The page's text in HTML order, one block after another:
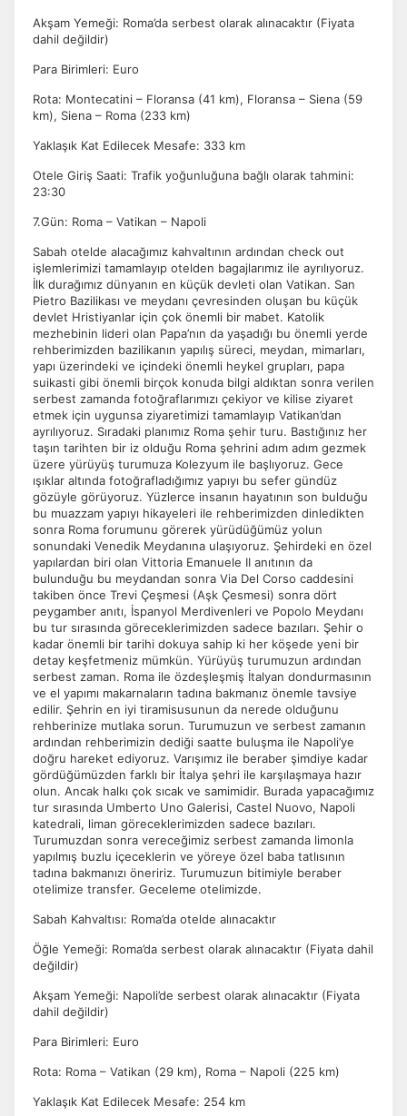
İstatistik Çerezleri
Ziyaretçilerin siteyi nasıl kullandığını anonim olarak
ölçeriz. Hangi sayfaların popüler olduğunu ve
yardımcı olur.
Size ve ilgi alanlarınıza uygun reklamlar göstermek için
kullanılır. Kapatırsanız reklamları görmeye devam
edersiniz, ancak daha az alakalı olabilirler.
Tercihleri Kaydet
Akşam Yemeği: Roma’da serbest olarak alınacaktır (Fiyata
dahil değildir)
Para Birimleri: Euro
Rota: Montecatini – Floransa (41 km), Floransa – Siena (59
km), Siena – Roma (233 km)
Yaklaşık Kat Edilecek Mesafe: 333 km
Otele Giriş Saati: Trafik yoğunluğuna bağlı olarak tahmini:
23:30
7.Gün: Roma – Vatikan – Napoli
Sabah otelde alacağımız kahvaltının ardından check out
işlemlerimizi tamamlayıp otelden bagajlarımız ile ayrılıyoruz.
İlk durağımız dünyanın en küçük devleti olan Vatikan. San
Pietro Bazilikası ve meydanı çevresinden oluşan bu küçük
devlet Hristiyanlar için çok önemli bir mabet. Katolik
mezhebinin lideri olan Papa’nın da yaşadığı bu önemli yerde
rehberimizden bazilikanın yapılış süreci, meydan, mimarları,
yapı üzerindeki ve içindeki önemli heykel grupları, papa
suikasti gibi önemli birçok konuda bilgi aldıktan sonra verilen
serbest zamanda fotoğraflarımızı çekiyor ve kilise ziyaret
etmek için uygunsa ziyaretimizi tamamlayıp Vatikan’dan
ayrılıyoruz. Sıradaki planımız Roma şehir turu. Bastığınız her
taşın tarihten bir iz olduğu Roma şehrini adım adım gezmek
üzere yürüyüş turumuza Kolezyum ile başlıyoruz. Gece
ışıklar altında fotoğrafladığımız yapıyı bu sefer gündüz
gözüyle görüyoruz. Yüzlerce insanın hayatının son bulduğu
bu muazzam yapıyı hikayeleri ile rehberimizden dinledikten
sonra Roma forumunu görerek yürüdüğümüz yolun
sonundaki Venedik Meydanına ulaşıyoruz. Şehirdeki en özel
yapılardan biri olan Vittoria Emanuele II anıtının da
bulunduğu bu meydandan sonra Via Del Corso caddesini
takiben önce Trevi Çeşmesi (Aşk Çesmesi) sonra dört
peygamber anıtı, İspanyol Merdivenleri ve Popolo Meydanı
bu tur sırasında göreceklerimizden sadece bazıları. Şehir o
kadar önemli bir tarihi dokuya sahip ki her köşede yeni bir
detay keşfetmeniz mümkün. Yürüyüş turumuzun ardından
serbest zaman. Roma ile özdeşleşmiş İtalyan dondurmasının
ve el yapımı makarnaların tadına bakmanız önemle tavsiye
edilir. Şehrin en iyi tiramisusunun da nerede olduğunu
rehberinize mutlaka sorun. Turumuzun ve serbest zamanın
ardından rehberimizin dediği saatte buluşma ile Napoli’ye
doğru hareket ediyoruz. Varışımız ile beraber şimdiye kadar
gördüğümüzden farklı bir İtalya şehri ile karşılaşmaya hazır
olun. Ancak halkı çok sıcak ve samimidir. Burada yapacağımız
tur sırasında Umberto Uno Galerisi, Castel Nuovo, Napoli
katedrali, liman göreceklerimizden sadece bazıları.
Turumuzdan sonra vereceğimiz serbest zamanda limonla
yapılmış buzlu içeceklerin ve yöreye özel baba tatlısının
tadına bakmanızı öneririz. Turumuzun bitimiyle beraber
otelimize transfer. Geceleme otelimizde.
Sabah Kahvaltısı: Roma’da otelde alınacaktır
Öğle Yemeği: Roma’da serbest olarak alınacaktır (Fiyata dahil
değildir)
Akşam Yemeği: Napoli’de serbest olarak alınacaktır (Fiyata
dahil değildir)
Para Birimleri: Euro
Rota: Roma – Vatikan (29 km), Roma – Napoli (225 km)
Yaklaşık Kat Edilecek Mesafe: 254 km